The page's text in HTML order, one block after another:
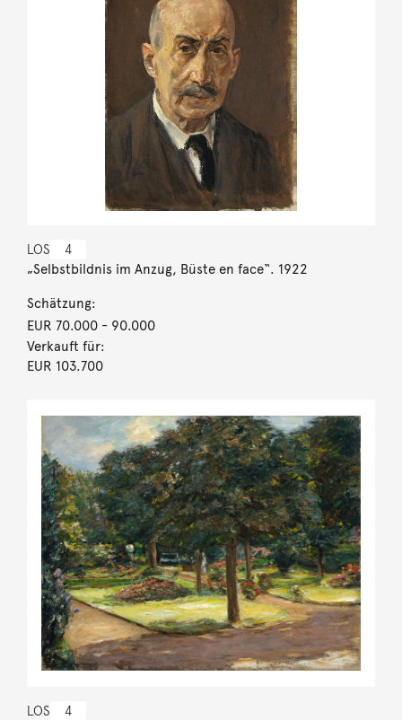
LOS 4
„Selbstbildnis im Anzug, Büste en face“. 1922
Schätzung:
EUR 70.000- 90.000
Verkauft für:
EUR 103.700
LOS 4